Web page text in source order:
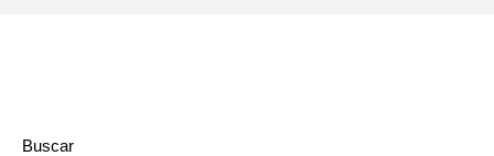
Buscar